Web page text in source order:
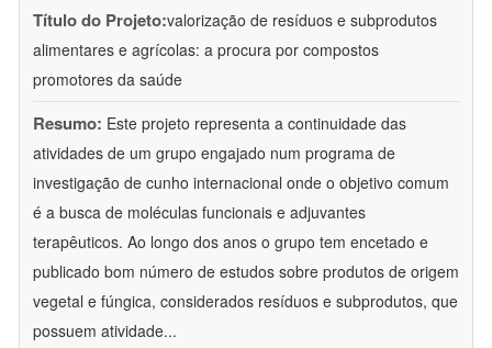
Título do Projeto:valorização de resíduos e subprodutos
alimentares e agrícolas: a procura por compostos
promotores da saúde
Resumo: Este projeto representa a continuidade das
atividades de um grupo engajado num programa de
investigação de cunho internacional onde o objetivo comum
é a busca de moléculas funcionais e adjuvantes
terapêuticos. Ao longo dos anos o grupo tem encetado e
publicado bom número de estudos sobre produtos de origem
vegetal e fúngica, considerados resíduos e subprodutos, que
possuem atividade...